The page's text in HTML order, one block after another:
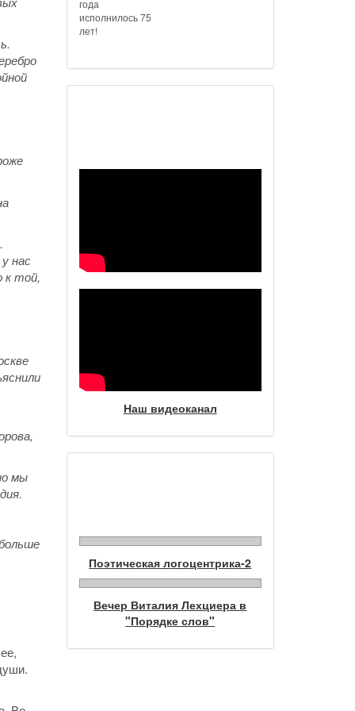
нас
к той,
мы
года
исполнилось 75
лет!
Наш видеоканал
Поэтическая логоцентрика-2
Вечер Виталия Лехциера в
"Порядке слов"